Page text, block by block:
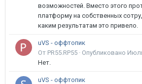
возможностей. Вместо этого
платформу на собственных
каким результатам это
uVS - оффтопик
От PR55.RP55 · Опубликовано
Нет.
uVS - оффтопик